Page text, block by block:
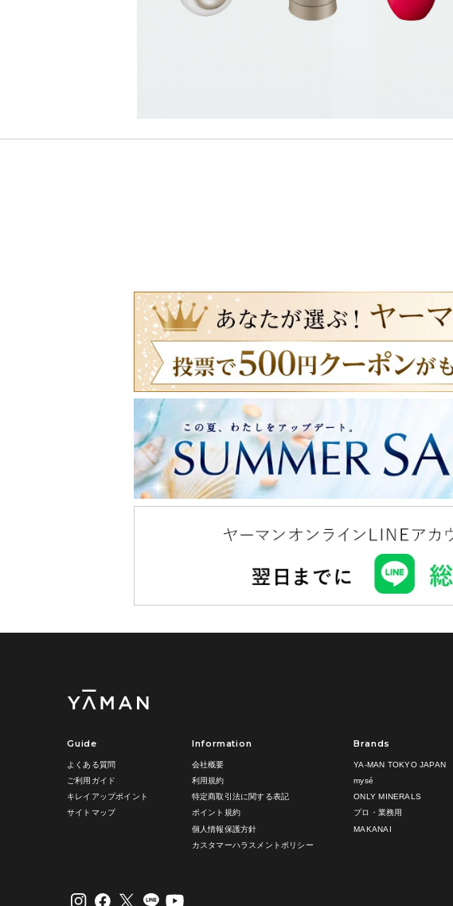
Guide
よくある質問
ご利用ガイド
キレイアップポイント
サイトマップ
Information
会社概要
利用規約
特定商取引法に関する表記
ポイント規約
個人情報保護方針
カスタマーハラスメントポリシー
Brands
YA-MAN TOKYO JAPAN
mysé
ONLY MINERALS
プロ・業務用
MAKANAI